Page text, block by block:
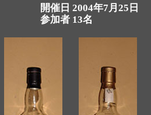
開催日 2004年7月25日
参加者 13名